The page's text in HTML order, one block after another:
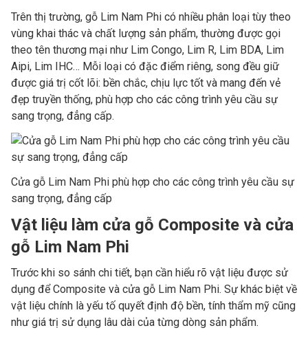
Trên thị trường, gỗ Lim Nam Phi có nhiều phân loại tùy theo
vùng khai thác và chất lượng sản phẩm, thường được gọi
theo tên thương mại như Lim Congo, Lim R, Lim BDA, Lim
Aipi, Lim IHC… Mỗi loại có đặc điểm riêng, song đều giữ
được giá trị cốt lõi: bền chắc, chịu lực tốt và mang đến vẻ
đẹp truyền thống, phù hợp cho các công trình yêu cầu sự
sang trọng, đẳng cấp.
Cửa gỗ Lim Nam Phi phù hợp cho các công trình yêu cầu sự
sang trọng, đẳng cấp
Vật liệu làm cửa gỗ Composite và cửa
gỗ Lim Nam Phi
Trước khi so sánh chi tiết, bạn cần hiểu rõ vật liệu được sử
dụng để Composite và cửa gỗ Lim Nam Phi. Sự khác biệt về
vật liệu chính là yếu tố quyết định độ bền, tính thẩm mỹ cũng
như giá trị sử dụng lâu dài của từng dòng sản phẩm.